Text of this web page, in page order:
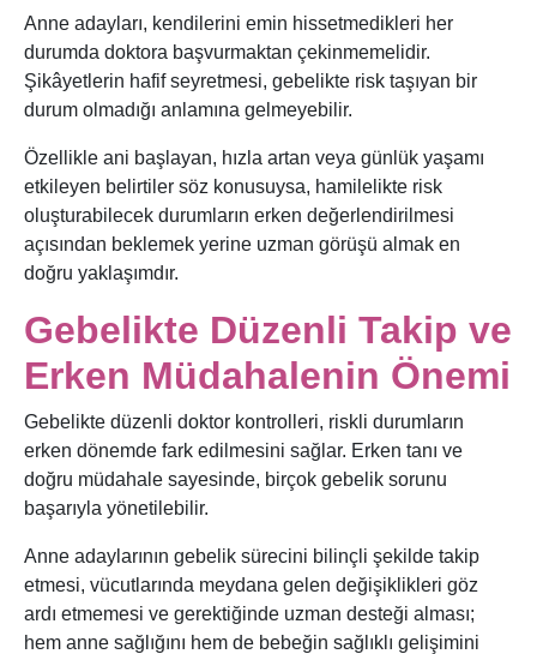
Anne adayları, kendilerini emin hissetmedikleri her
durumda doktora başvurmaktan çekinmemelidir.
Şikâyetlerin hafif seyretmesi, gebelikte risk taşıyan bir
durum olmadığı anlamına gelmeyebilir.
Özellikle ani başlayan, hızla artan veya günlük yaşamı
etkileyen belirtiler söz konusuysa, hamilelikte risk
oluşturabilecek durumların erken değerlendirilmesi
açısından beklemek yerine uzman görüşü almak en
doğru yaklaşımdır.
Gebelikte Düzenli Takip ve
Erken Müdahalenin Önemi
Gebelikte düzenli doktor kontrolleri, riskli durumların
erken dönemde fark edilmesini sağlar. Erken tanı ve
doğru müdahale sayesinde, birçok gebelik sorunu
başarıyla yönetilebilir.
Anne adaylarının gebelik sürecini bilinçli şekilde takip
etmesi, vücutlarında meydana gelen değişiklikleri göz
ardı etmemesi ve gerektiğinde uzman desteği alması;
hem anne sağlığını hem de bebeğin sağlıklı gelişimini